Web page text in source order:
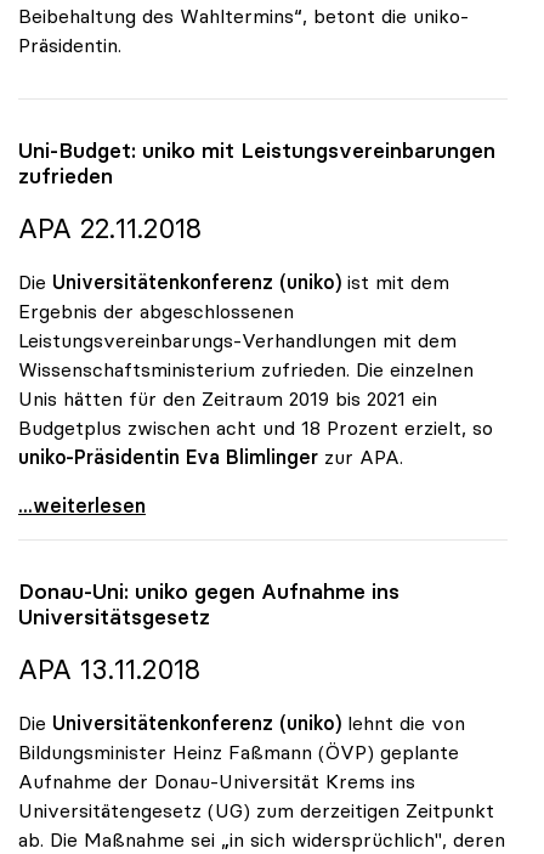
Beibehaltung des Wahltermins“, betont die uniko-
Präsidentin.
Uni-Budget: uniko mit Leistungsvereinbarungen
zufrieden
APA 22.11.2018
Die Universitätenkonferenz (uniko) ist mit dem
Ergebnis der abgeschlossenen
Leistungsvereinbarungs-Verhandlungen mit dem
Wissenschaftsministerium zufrieden. Die einzelnen
Unis hätten für den Zeitraum 2019 bis 2021 ein
Budgetplus zwischen acht und 18 Prozent erzielt, so
uniko-Präsidentin Eva Blimlinger zur APA.
Uni-Budget: uniko mit Leistungsvereinbarungen
...weiterlesen
Donau-Uni: uniko gegen Aufnahme ins
Universitätsgesetz
APA 13.11.2018
Die Universitätenkonferenz (uniko) lehnt die von
Bildungsminister Heinz Faßmann (ÖVP) geplante
Aufnahme der Donau-Universität Krems ins
Universitätengesetz (UG) zum derzeitigen Zeitpunkt
ab. Die Maßnahme sei „in sich widersprüchlich", deren